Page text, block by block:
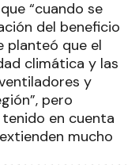
“cuando se
del beneficio
planteó que el
climática y las
y
pero
en cuenta
mucho